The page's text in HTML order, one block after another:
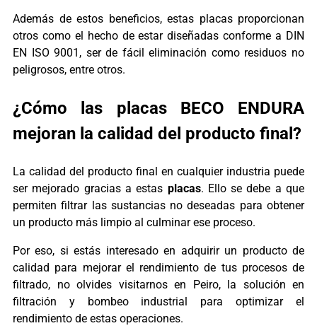
Además de estos beneficios, estas placas proporcionan
otros como el hecho de estar diseñadas conforme a DIN
EN ISO 9001, ser de fácil eliminación como residuos no
peligrosos, entre otros.
¿Cómo las placas BECO ENDURA
mejoran la calidad del producto final?
La calidad del producto final en cualquier industria puede
ser mejorado gracias a estas placas. Ello se debe a que
permiten filtrar las sustancias no deseadas para obtener
un producto más limpio al culminar ese proceso.
Por eso, si estás interesado en adquirir un producto de
calidad para mejorar el rendimiento de tus procesos de
filtrado, no olvides visitarnos en Peiro, la solución en
filtración y bombeo industrial para optimizar el
rendimiento de estas operaciones.